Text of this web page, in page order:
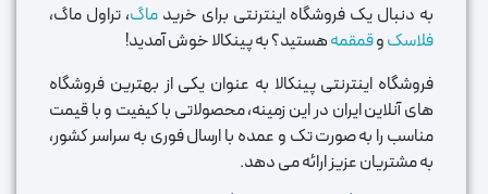
به دنبال یک فروشگاه اینترنتی برای خرید ماگ، تراول ماگ،
فلاسکوقمقمههستید؟ به پینکالا خوش آمدید!
فروشگاه اینترنتی پینکالا به عنوان یکی از بهترین فروشگاه
های آنلاین ایران در این زمینه، محصولاتی با کیفیت و با قیمت
مناسب را به صورت تک و عمده با ارسال فوری به سراسر کشور،
به مشتریان عزیز ارائه می دهد.